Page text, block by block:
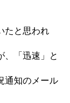
たと思われ
、「迅速」と
通知のメール